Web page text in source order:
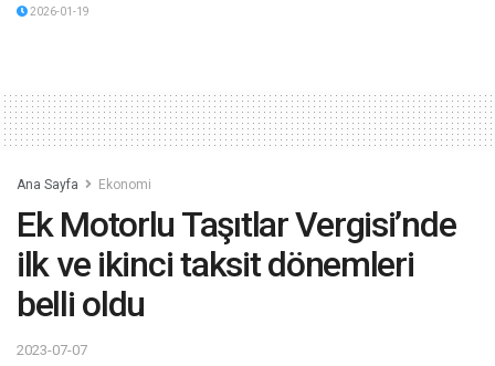
2026-01-19
Ana Sayfa Ekonomi
Ek Motorlu Taşıtlar Vergisi’nde
ilk ve ikinci taksit dönemleri
belli oldu
2023-07-07